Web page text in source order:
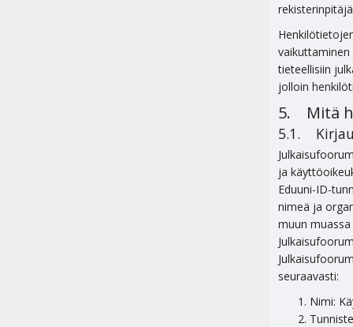
tieteellisiin
jolloin
5. Mitä
5.1.
ja
Eduuni-ID-
nimeä ja
muun
seuraavasti:
Nimi: